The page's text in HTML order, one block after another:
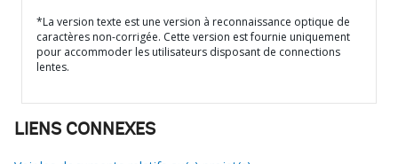
*La version texte est une version à reconnaissance optique de
caractères non-corrigée. Cette version est fournie uniquement
pour accommoder les utilisateurs disposant de connections
lentes.
LIENS CONNEXES